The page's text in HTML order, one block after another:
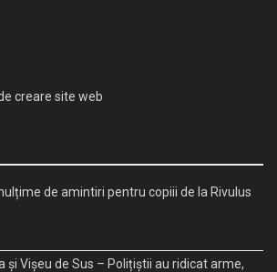
creare site web
de amintiri pentru copiii de la Rivulus
și Vișeu de Sus – Polițiștii au ridicat arme,